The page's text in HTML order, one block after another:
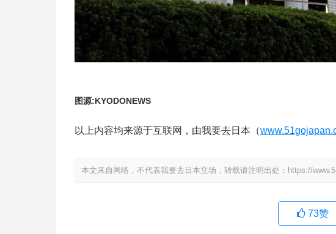
图源:KYODONEWS
以上内容均来源于互联网，由我要去日本（
本文来自网络，不代表我要去日本立场，转载请注明出处：https://
73赞